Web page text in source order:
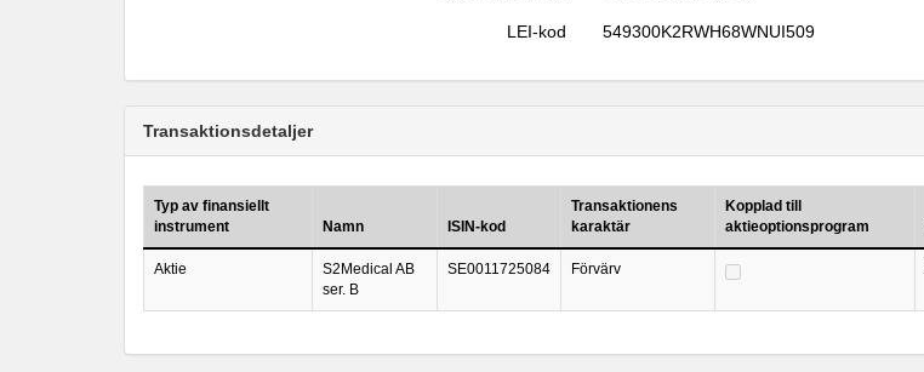
LEI-kod 549300K2RWH68WNUI509
Transaktionsdetaljer
Typ av finansiellt
instrument
Namn ISIN-kod
Transaktionens
karaktär
Kopplad till
aktieoptionsprogram
Aktie
S2Medical AB
ser. B
SE0011725084 Förvärv